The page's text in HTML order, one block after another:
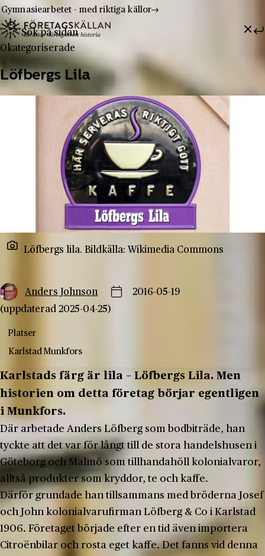
Hoppa till innehåll
Till innehåll
Gymnasiearbetet - med riktiga källor
Sök efter:
Okategoriserade
Löfbergs Lila
Löfbergs lila. Bildkälla: Wikimedia Commons
Anders Johnson
2016-05-19
(uppdaterad 2025-04-25)
Platser
Karlstad Munkfors
Karlstads färg är lila – Löfbergs Lila. Men
historien om detta företag börjar egentligen
i Munkfors.
Där arbetade Anders Löfberg som bodbiträde, han
tyckte att det var för långt till de stora handelshusen i
Göteborg och Malmö som tillhandahöll kolonialvaror,
alltså produkter som kryddor, te och kaffe.
Därför grundade han tillsammans med bröderna Josef
och John kolonialvarufirman Löfberg & Co i Karlstad
1906. Företaget började efter en tid även importera
Citroënbilar och rosta eget kaffe. Det fanns vid denna